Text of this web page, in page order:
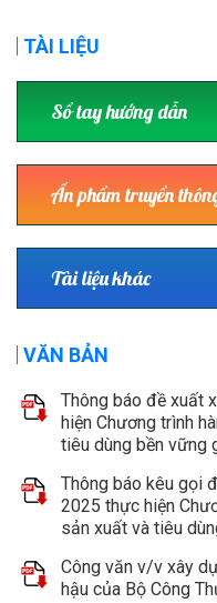
TÀI LIỆU
Sổ tay hướng dẫn
Ấn phẩm truyền
Tài liệu khác
VĂN BẢN
Thông báo đề xuất
hiện Chương trình
tiêu dùng bền vững
Thông báo kêu gọi
2025 thực hiện
sản xuất và tiêu
Công văn v/v xây
hậu của Bộ Công